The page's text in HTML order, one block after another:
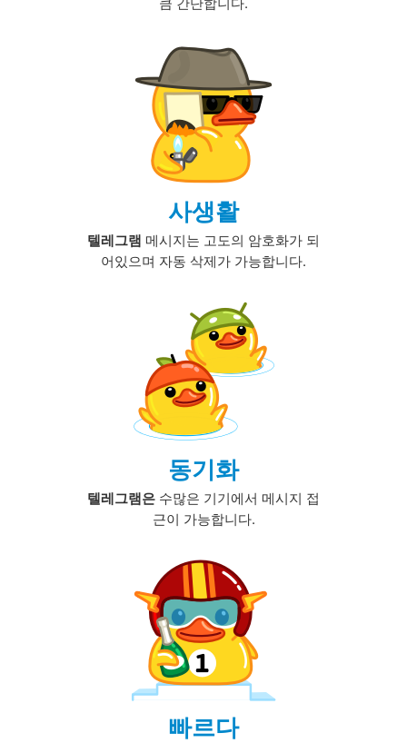
사생활
텔레그램 메시지는 고도의 암호화가 되
어있으며 자동 삭제가 가능합니다.
동기화
텔레그램은 수많은 기기에서 메시지 접
근이 가능합니다.
빠르다